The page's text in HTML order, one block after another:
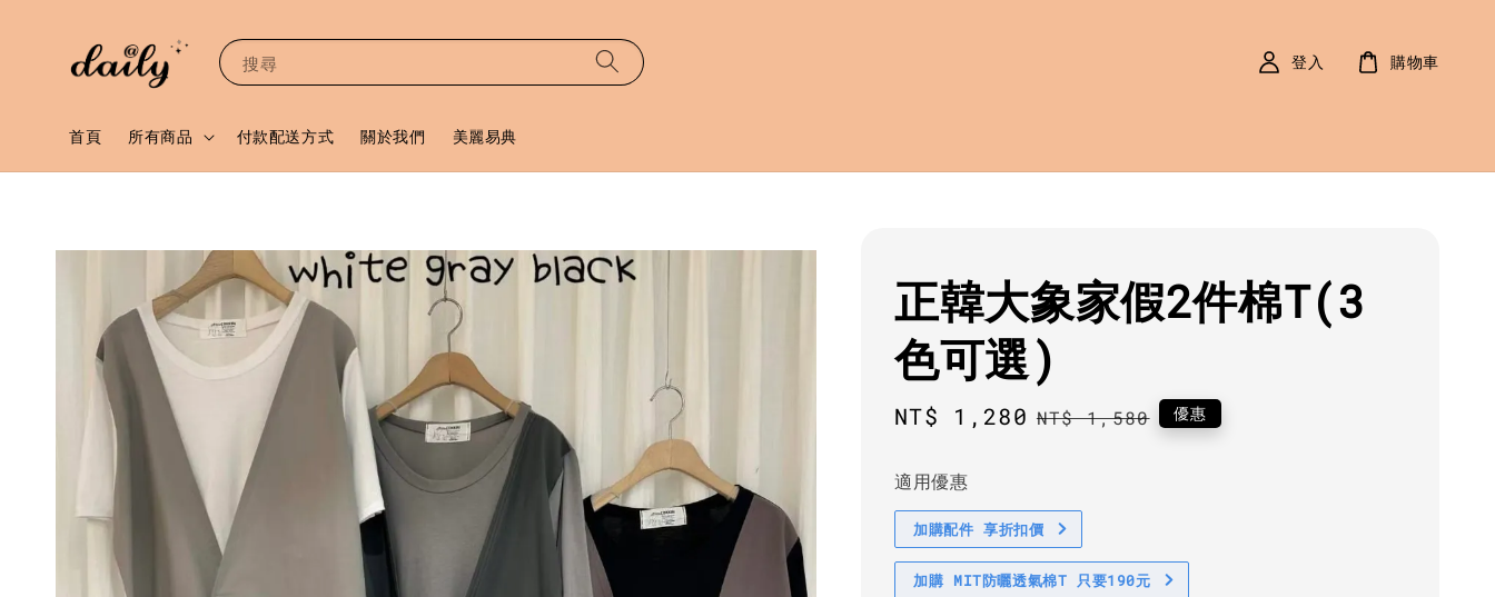
搜尋
首頁 所有商品 付款配送方式 關於我們 美麗易典
登入 購物車
正韓大象家假2件棉T(3
色可選)
Sale
NT$ 1,280 Regular
NT$ 1,580 優惠
適用優惠
加購配件 享折扣價
加購 MIT防曬透氣棉T 只要190元